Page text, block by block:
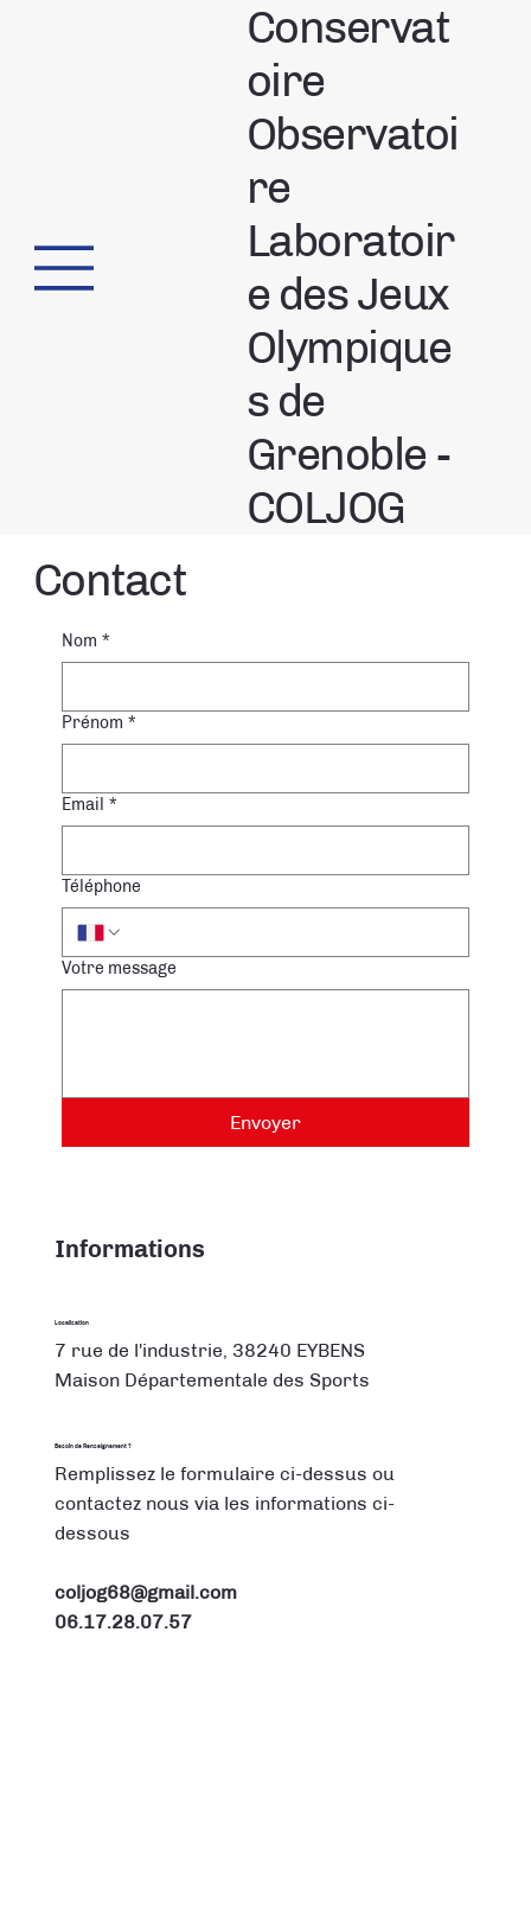
Conservat
oire
Observatoi
re
Laboratoir
e des Jeux
Olympique
s de
Grenoble -
COLJOG
Contact
Nom *
Prénom *
Email *
Téléphone
Votre message
Envoyer
Informations
Localisation
7 rue de l'industrie, 38240 EYBENS
Maison Départementale des Sports
Besoin de Renseignement ?
Remplissez le formulaire ci-dessus ou
contactez nous via les informations ci-
dessous
coljog68@gmail.com
06.17.28.07.57